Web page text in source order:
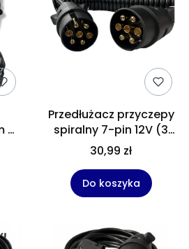
–
i
Przedłużacz przyczepy
spiralny 7-pin 12V (3
metry) – Elastyczny
kabel połączeniowy
30,99 zł
Do koszyka